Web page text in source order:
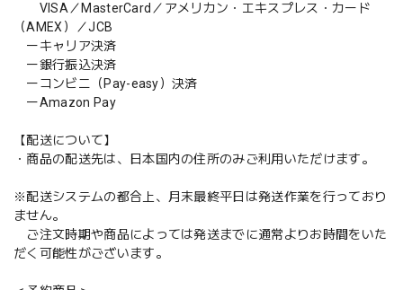
VISA／MasterCard／アメリカン・エキスプレス・カード
（AMEX）／JCB
ーキャリア決済
ー銀行振込決済
ーコンビニ（Pay-easy）決済
ーAmazon Pay
【配送について】
・商品の配送先は、日本国内の住所のみご利用いただけます。
※配送システムの都合上、月末最終平日は発送作業を行っており
ません。
ご注文時期や商品によっては発送までに通常よりお時間をいた
だく可能性がございます。